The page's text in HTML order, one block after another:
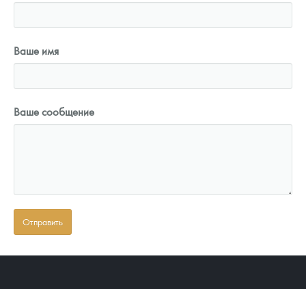
Ваше имя
Ваше сообщение